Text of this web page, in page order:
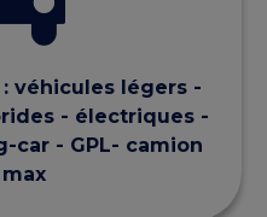
véhicules légers -
- électriques -
car - GPL- camion